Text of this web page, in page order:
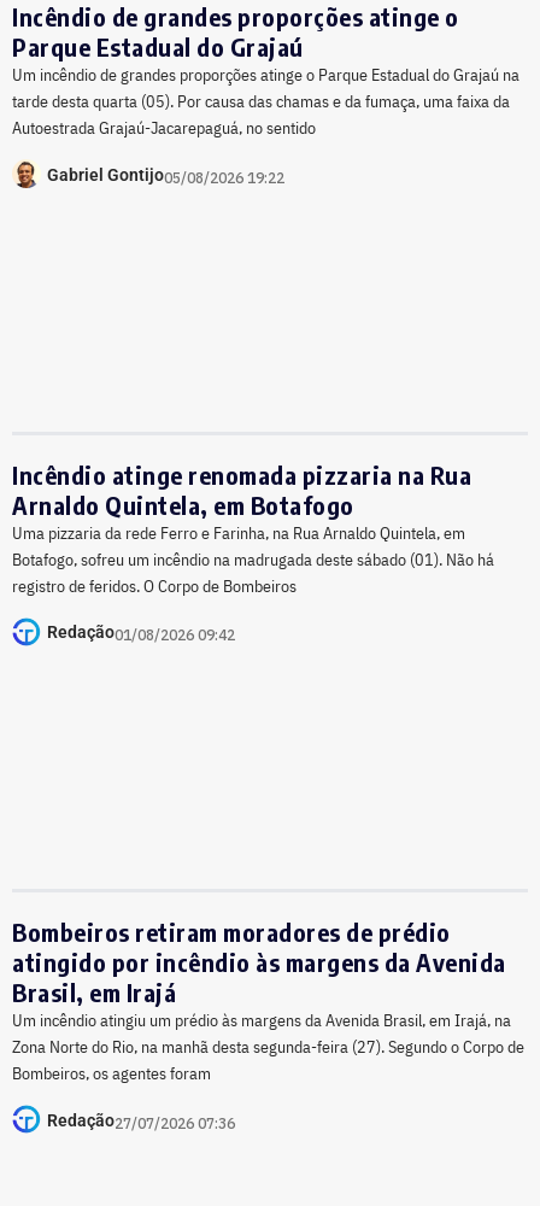
Incêndio de grandes proporções atinge o
Parque Estadual do Grajaú
Um incêndio de grandes proporções atinge o Parque Estadual do Grajaú na
tarde desta quarta (05). Por causa das chamas e da fumaça, uma faixa da
Autoestrada Grajaú-Jacarepaguá, no sentido
Gabriel Gontijo05/08/2026 19:22
Incêndio atinge renomada pizzaria na Rua
Arnaldo Quintela, em Botafogo
Uma pizzaria da rede Ferro e Farinha, na Rua Arnaldo Quintela, em
Botafogo, sofreu um incêndio na madrugada deste sábado (01). Não há
registro de feridos. O Corpo de Bombeiros
Redação01/08/2026 09:42
Bombeiros retiram moradores de prédio
atingido por incêndio às margens da Avenida
Brasil, em Irajá
Um incêndio atingiu um prédio às margens da Avenida Brasil, em Irajá, na
Zona Norte do Rio, na manhã desta segunda-feira (27). Segundo o Corpo de
Bombeiros, os agentes foram
Redação27/07/2026 07:36